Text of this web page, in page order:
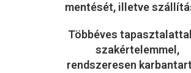
mentését, illetve
Többéves
szakértelemmel,
rendszeresen